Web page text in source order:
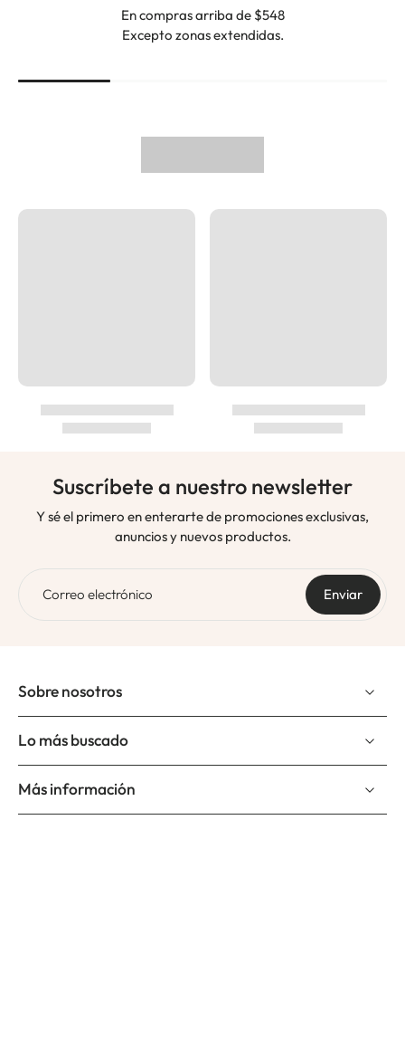
En compras arriba de $548
Excepto zonas extendidas.
Suscríbete a nuestro newsletter
Y sé el primero en enterarte de promociones exclusivas,
anuncios y nuevos productos.
Correo electrónico Enviar
Sobre nosotros
Lo más buscado
Más información